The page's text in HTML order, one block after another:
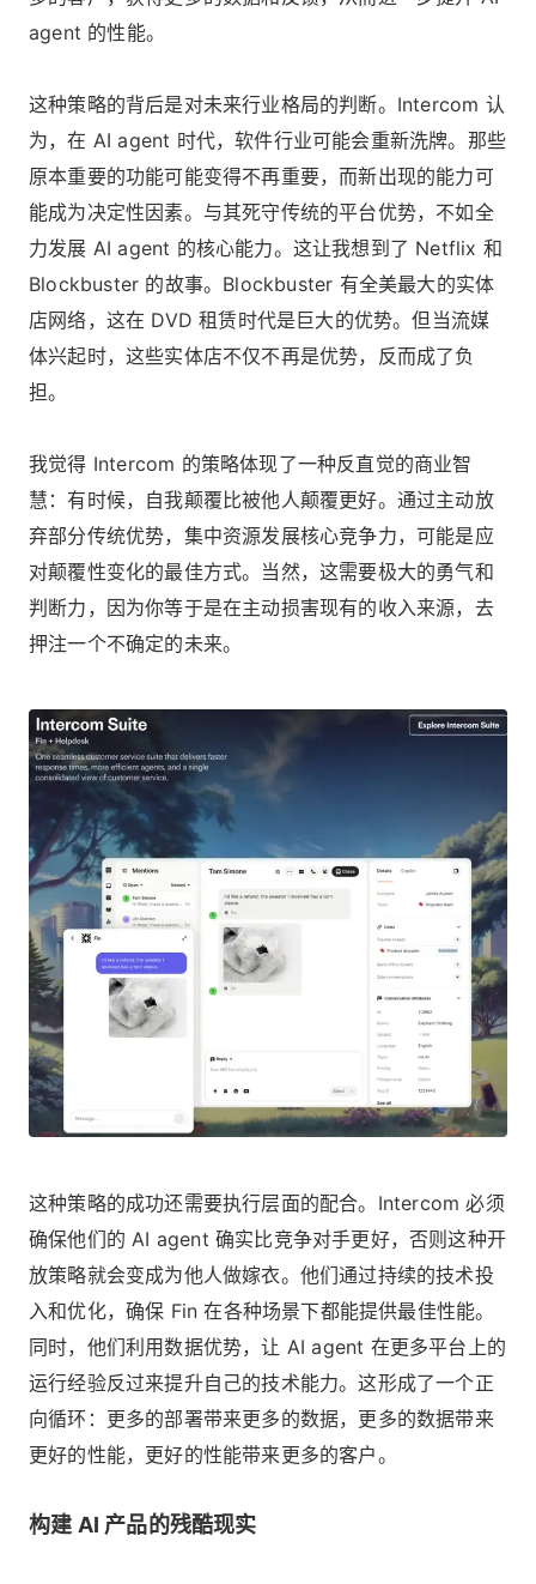
agent 的性能。
这种策略的背后是对未来行业格局的判断。Intercom 认
为，在 AI agent 时代，软件行业可能会重新洗牌。那些
原本重要的功能可能变得不再重要，而新出现的能力可
能成为决定性因素。与其死守传统的平台优势，不如全
力发展 AI agent 的核心能力。这让我想到了 Netflix 和
Blockbuster 的故事。Blockbuster 有全美最大的实体
店网络，这在 DVD 租赁时代是巨大的优势。但当流媒
体兴起时，这些实体店不仅不再是优势，反而成了负
担。
我觉得 Intercom 的策略体现了一种反直觉的商业智
慧：有时候，自我颠覆比被他人颠覆更好。通过主动放
弃部分传统优势，集中资源发展核心竞争力，可能是应
对颠覆性变化的最佳方式。当然，这需要极大的勇气和
判断力，因为你等于是在主动损害现有的收入来源，去
押注一个不确定的未来。
这种策略的成功还需要执行层面的配合。Intercom 必须
确保他们的 AI agent 确实比竞争对手更好，否则这种开
放策略就会变成为他人做嫁衣。他们通过持续的技术投
入和优化，确保 Fin 在各种场景下都能提供最佳性能。
同时，他们利用数据优势，让 AI agent 在更多平台上的
运行经验反过来提升自己的技术能力。这形成了一个正
向循环：更多的部署带来更多的数据，更多的数据带来
更好的性能，更好的性能带来更多的客户。
构建 AI 产品的残酷现实